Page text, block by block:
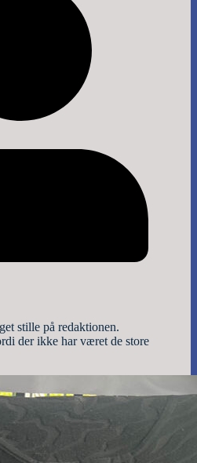
stille på redaktionen.
der ikke har været de store